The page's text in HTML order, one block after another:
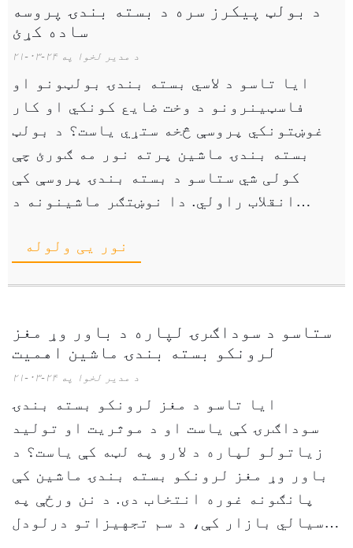
د بولټ پیکرز سره د بسته بندۍ پروسه
ساده کړئ
د مدیر لخوا په ۲۴-۰۳-۲۱
ایا تاسو د لاسي بسته بندۍ بولټونو او
فاسټینرونو د وخت ضایع کونکي او کار
غوښتونکي پروسې څخه ستړي یاست؟ د بولټ
بسته بندۍ ماشین پرته نور مه ګورئ چې
کولی شي ستاسو د بسته بندۍ پروسې کې
انقلاب راولي. دا نوښتګر ماشینونه د
دقیق ډول بسته کولو لپاره ډیزاین شوي،
نور یی ولوله
ستاسو د سوداګرۍ لپاره د باور وړ مغز
لرونکو بسته بندۍ ماشین اهمیت
د مدیر لخوا په ۲۴-۰۳-۲۱
ایا تاسو د مغز لرونکو بسته بندۍ
سوداګرۍ کې یاست او د موثریت او تولید
زیاتولو لپاره د لارو په لټه کې یاست؟ د
باور وړ مغز لرونکو بسته بندۍ ماشین کې
پانګونه غوره انتخاب دی. د نن ورځې په
سیالي بازار کې، د سم تجهیزاتو درلودل